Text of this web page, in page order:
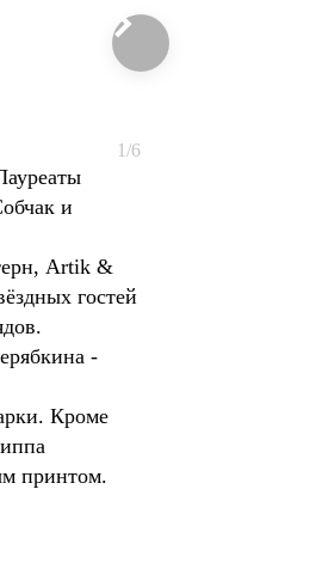
1/6
и
Artik &
гостей
-
Кроме
принтом.